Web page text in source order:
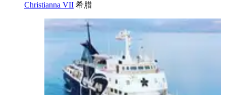
Christianna VII 希腊